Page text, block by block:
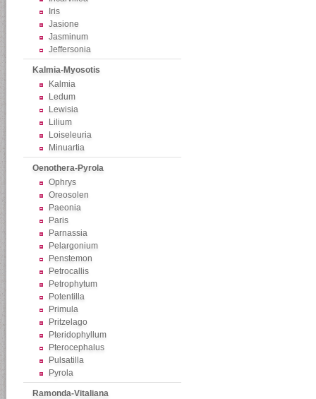
Iris
Jasione
Jasminum
Jeffersonia
Kalmia-Myosotis
Kalmia
Ledum
Lewisia
Lilium
Loiseleuria
Minuartia
Oenothera-Pyrola
Ophrys
Oreosolen
Paeonia
Paris
Parnassia
Pelargonium
Penstemon
Petrocallis
Petrophytum
Potentilla
Primula
Pritzelago
Pteridophyllum
Pterocephalus
Pulsatilla
Pyrola
Ramonda-Vitaliana